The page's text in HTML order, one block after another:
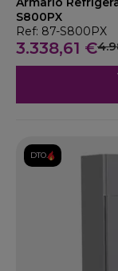
S800PX
Ref: 87-S800PX
3.338,61 €
DTO.